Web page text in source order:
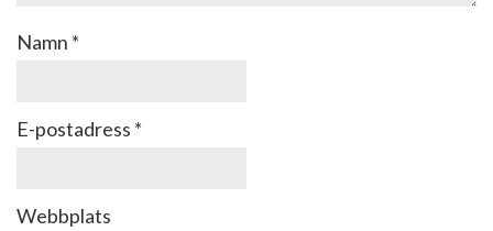
Namn *
E-postadress *
Webbplats